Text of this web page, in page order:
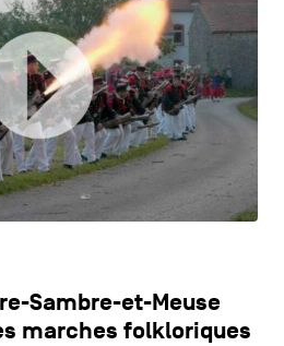
Sambre-et-Meuse
marches folkloriques